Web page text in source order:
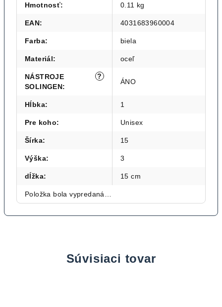
Hmotnosť: 0.11 kg
EAN: 4031683960004
Farba: biela
Materiál: oceľ
?
NÁSTROJE
SOLINGEN:
ÁNO
Hĺbka: 1
Pre koho: Unisex
Šírka: 15
Výška: 3
dĺžka: 15 cm
Položka bola vypredaná…
Súvisiaci tovar